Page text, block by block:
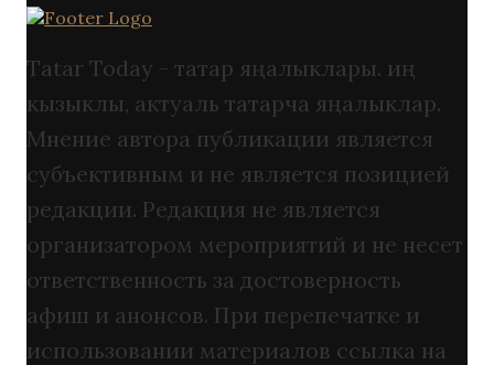
Tatar Today - татар яңалыклары. иң
кызыклы, актуаль татарча яңалыклар.
Мнение автора публикации является
субъективным и не является позицией
редакции. Редакция не является
организатором мероприятий и не несет
ответственность за достоверность
афиш и анонсов. При перепечатке и
использовании материалов ссылка на